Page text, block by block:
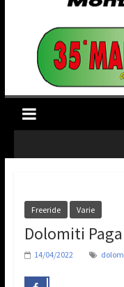
Freeride Varie
Dolomiti
14/04/2022